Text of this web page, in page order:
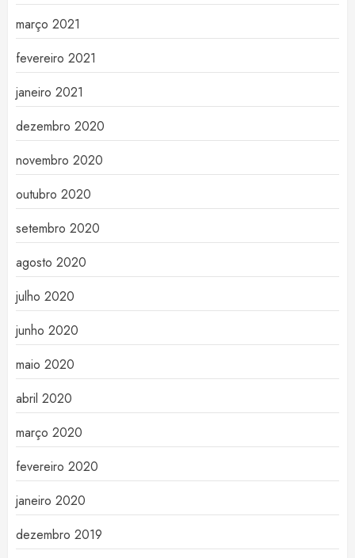
março 2021
fevereiro 2021
janeiro 2021
dezembro 2020
novembro 2020
outubro 2020
setembro 2020
agosto 2020
julho 2020
junho 2020
maio 2020
abril 2020
março 2020
fevereiro 2020
janeiro 2020
dezembro 2019